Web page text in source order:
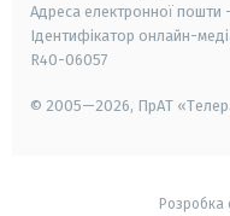
Адреса електронної пошти
Ідентифікатор онлайн-
R40-06057
© 2005—2026, ПрАТ
Розробка